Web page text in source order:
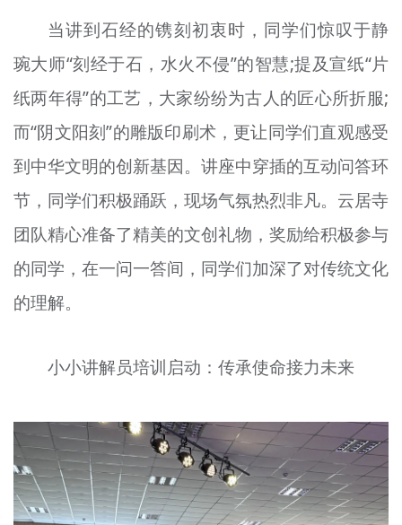
当讲到石经的镌刻初衷时，同学们惊叹于静
琬大师“刻经于石，水火不侵”的智慧;提及宣纸“片
纸两年得”的工艺，大家纷纷为古人的匠心所折服;
而“阴文阳刻”的雕版印刷术，更让同学们直观感受
到中华文明的创新基因。讲座中穿插的互动问答环
节，同学们积极踊跃，现场气氛热烈非凡。云居寺
团队精心准备了精美的文创礼物，奖励给积极参与
的同学，在一问一答间，同学们加深了对传统文化
的理解。
小小讲解员培训启动：传承使命接力未来